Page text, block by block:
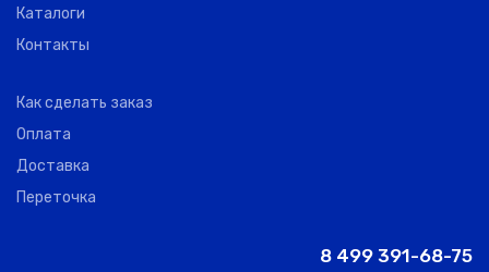
Каталоги
Контакты
Как сделать заказ
Оплата
Доставка
Переточка
8 499 391-68-75